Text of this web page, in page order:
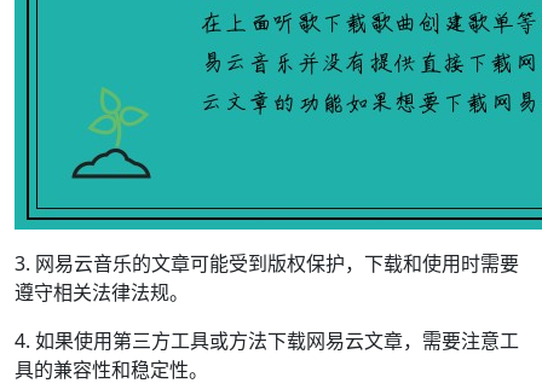
3. 网易云音乐的文章可能受到版权保护，下载和使用时需要
遵守相关法律法规。
4. 如果使用第三方工具或方法下载网易云文章，需要注意工
具的兼容性和稳定性。